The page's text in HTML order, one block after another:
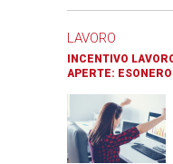
LAVORO
INCENTIVO
APERTE: